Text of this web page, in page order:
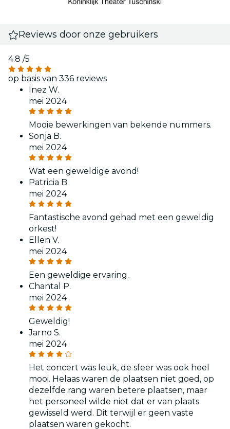
Reviews door onze gebruikers
4.8 /5
op basis van 336 reviews
Inez W.
mei 2024
Mooie bewerkingen van bekende nummers.
Sonja B.
mei 2024
Wat een geweldige avond!
Patricia B.
mei 2024
Fantastische avond gehad met een geweldig
orkest!
Ellen V.
mei 2024
Een geweldige ervaring.
Chantal P.
mei 2024
Geweldig!
Jarno S.
mei 2024
Het concert was leuk, de sfeer was ook heel
mooi. Helaas waren de plaatsen niet goed, op
dezelfde rang waren betere plaatsen, maar
het personeel wilde niet dat er van plaats
gewisseld werd. Dit terwijl er geen vaste
plaatsen waren gekocht.